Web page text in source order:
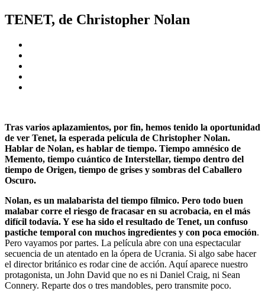
TENET, de Christopher Nolan
Tras varios aplazamientos, por fin, hemos tenido la oportunidad
de ver Tenet, la esperada película de Christopher Nolan.
Hablar de Nolan, es hablar de tiempo. Tiempo amnésico de
Memento, tiempo cuántico de Interstellar, tiempo dentro del
tiempo de Origen, tiempo de grises y sombras del Caballero
Oscuro.
Nolan, es un malabarista del tiempo fílmico. Pero todo buen
malabar corre el riesgo de fracasar en su acrobacia, en el más
difícil todavía. Y ese ha sido el resultado de Tenet, un confuso
pastiche temporal con muchos ingredientes y con poca emoción.
Pero vayamos por partes. La película abre con una espectacular
secuencia de un atentado en la ópera de Ucrania. Si algo sabe hacer
el director británico es rodar cine de acción. Aquí aparece nuestro
protagonista, un John David que no es ni Daniel Craig, ni Sean
Connery. Reparte dos o tres mandobles, pero transmite poco.